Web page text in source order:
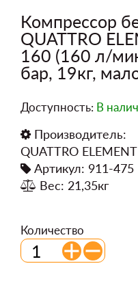
Компрессор
QUATTRO
160 (160 л/
бар, 19кг,
Доступность: В
Производитель:
QUATTRO
Артикул: 911-475
Вес: 21,35кг
Количество